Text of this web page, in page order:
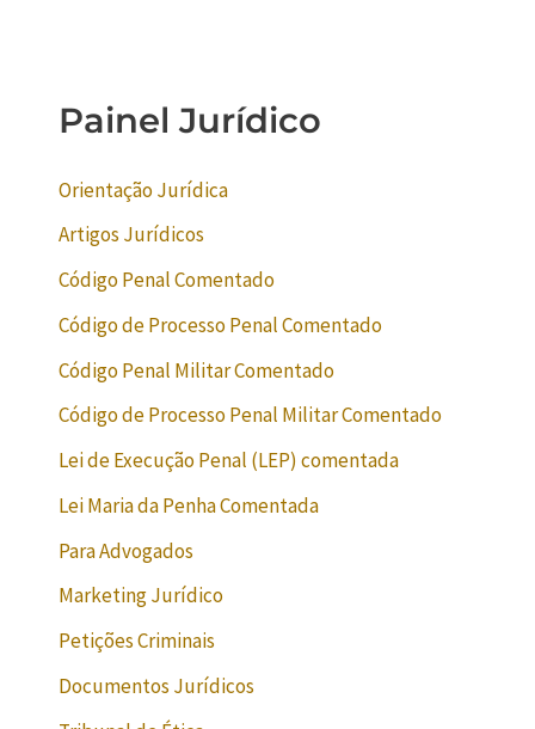
Painel Jurídico
Orientação Jurídica
Artigos Jurídicos
Código Penal Comentado
Código de Processo Penal Comentado
Código Penal Militar Comentado
Código de Processo Penal Militar Comentado
Lei de Execução Penal (LEP) comentada
Lei Maria da Penha Comentada
Para Advogados
Marketing Jurídico
Petições Criminais
Documentos Jurídicos